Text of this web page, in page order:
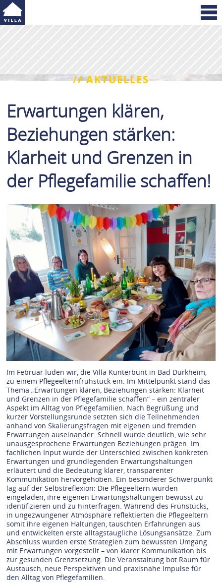
// AKTUELLES
Erwartungen klären,
Beziehungen stärken:
Klarheit und Grenzen in
der Pflegefamilie schaffen!
Im Februar luden wir, die Villa Kunterbunt in Bad Dürkheim,
zu einem Pflegeelternfrühstück ein. Im Mittelpunkt stand das
Thema „Erwartungen klären, Beziehungen stärken: Klarheit
und Grenzen in der Pflegefamilie schaffen“ – ein zentraler
Aspekt im Alltag von Pflegefamilien. Nach Begrüßung und
kurzer Vorstellungsrunde setzten sich die Teilnehmenden
anhand von Skalierungsfragen mit eigenen und fremden
Erwartungen auseinander. Schnell wurde deutlich, wie sehr
unausgesprochene Erwartungen Beziehungen prägen. Im
fachlichen Input wurde der Unterschied zwischen konkreten
Erwartungen und grundlegenden Erwartungshaltungen
erläutert und die Bedeutung klarer, transparenter
Kommunikation hervorgehoben. Ein besonderer Schwerpunkt
lag auf der Selbstreflexion: Die Pflegeeltern wurden
eingeladen, ihre eigenen Erwartungshaltungen bewusst zu
identifizieren und zu hinterfragen. Während des Frühstücks,
in ungezwungener Atmosphäre reflektierten die Pflegeeltern
somit ihre eigenen Haltungen, tauschten Erfahrungen aus
und entwickelten erste alltagstaugliche Lösungsansätze. Zum
Abschluss wurden erste Strategien zum bewussten Umgang
mit Erwartungen vorgestellt – von klarer Kommunikation bis
zur gesunden Grenzsetzung. Die Veranstaltung bot Raum für
Austausch, neue Perspektiven und praxisnahe Impulse für
den Alltag von Pflegefamilien.